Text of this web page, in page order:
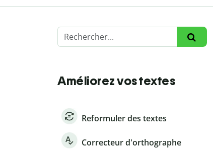
Améliorez vos textes
Reformuler des textes
Correcteur d'orthographe